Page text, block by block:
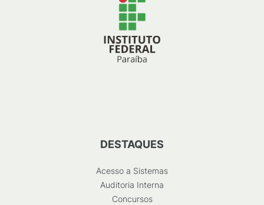
DESTAQUES
Acesso a Sistemas
Auditoria Interna
Concursos